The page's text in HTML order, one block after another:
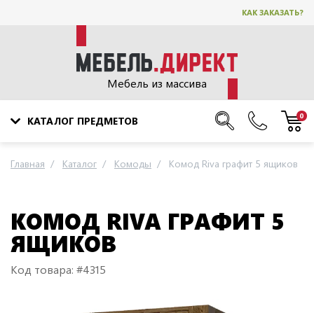
КАК ЗАКАЗАТЬ?
Мебель из массива
КАТАЛОГ ПРЕДМЕТОВ 0
Главная Каталог Комоды Комод Riva графит 5 ящиков
КОМОД RIVA ГРАФИТ 5
ЯЩИКОВ
Код товара: #4315